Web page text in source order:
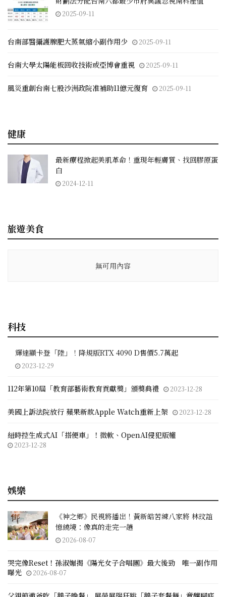
2025-09-11
台南部醫攝護腺肥大蒸氣縮小副作用少 2025-09-11
台南大學太陽能板回收技術或亞博會重視 2025-09-11
風災重創台南七股沙洲政院准補助11億元復育 2025-09-11
健康
最新療程掀起美肌革命！重現年輕膚質、找回膠原蛋
白
2024-12-11
旅遊美食
無可用內容
科技
輝達顯卡登「陸」！降規版RTX 4090 D售價5.7萬起
2023-12-29
112年第10屆「教育部藝術教育貢獻獎」頒獎典禮 2023-12-28
美國上訴法院放行 蘋果新款Apple Watch重新上架 2023-12-28
紐時控生成式AI「搭便車」！微軟、OpenAI侵犯版權
2023-12-28
娛樂
《神之鄉》民視將播出！黃新皓苦練八家將 林玟誼
憶繞境：像真的走完一趟
2026-08-07
哭完像Reset！孫淑媚揭《陽光女子合唱團》最大後勁 唯一副作用
曝光
2026-08-07